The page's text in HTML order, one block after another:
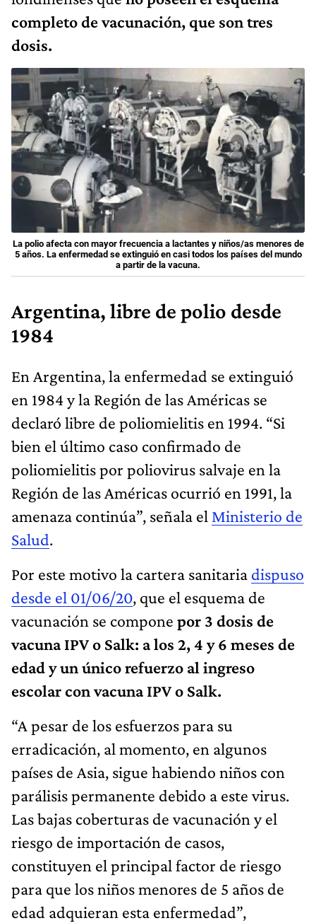
completo de vacunación, que son tres
dosis.
La polio afecta con mayor frecuencia a lactantes y niños/as menores de
5 años. La enfermedad se extinguió en casi todos los países del mundo
a partir de la vacuna.
Argentina, libre de polio desde
1984
En Argentina, la enfermedad se extinguió
en 1984 y la Región de las Américas se
declaró libre de poliomielitis en 1994. “Si
bien el último caso confirmado de
poliomielitis por poliovirus salvaje en la
Región de las Américas ocurrió en 1991, la
amenaza continúa”, señala el Ministerio de
Salud.
Por este motivo la cartera sanitaria dispuso
desde el 01/06/20, que el esquema de
vacunación se compone por 3 dosis de
vacuna IPV o Salk: a los 2, 4 y 6 meses de
edad y un único refuerzo al ingreso
escolar con vacuna IPV o Salk.
“A pesar de los esfuerzos para su
erradicación, al momento, en algunos
países de Asia, sigue habiendo niños con
parálisis permanente debido a este virus.
Las bajas coberturas de vacunación y el
riesgo de importación de casos,
constituyen el principal factor de riesgo
para que los niños menores de 5 años de
edad adquieran esta enfermedad”,